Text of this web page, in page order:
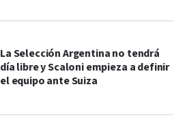
La Selección Argentina no tendrá
día libre y Scaloni empieza a definir
el equipo ante Suiza